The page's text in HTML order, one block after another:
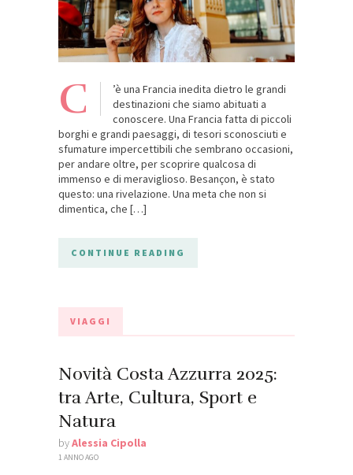
C
’è una Francia inedita dietro le grandi
destinazioni che siamo abituati a
conoscere. Una Francia fatta di piccoli
borghi e grandi paesaggi, di tesori sconosciuti e
sfumature impercettibili che sembrano occasioni,
per andare oltre, per scoprire qualcosa di
immenso e di meraviglioso. Besançon, è stato
questo: una rivelazione. Una meta che non si
dimentica, che […]
CONTINUE READING
VIAGGI
Novità Costa Azzurra 2025:
tra Arte, Cultura, Sport e
Natura
byAlessia Cipolla
1 ANNO AGO